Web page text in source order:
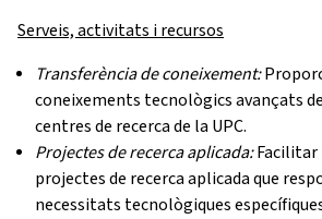
Serveis, activitats i recursos
Transferència de coneixement:
coneixements tecnològics avançats
centres de recerca de la UPC.
Projectes de recerca aplicada:Facilitar
projectes de recerca aplicada que
necessitats tecnològiques